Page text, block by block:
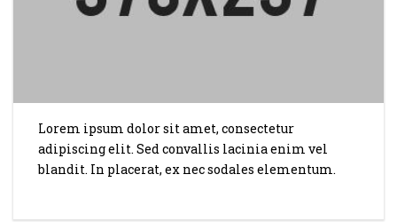
Lorem ipsum dolor sit amet, consectetur
adipiscing elit. Sed convallis lacinia enim vel
blandit. In placerat, ex nec sodales elementum.